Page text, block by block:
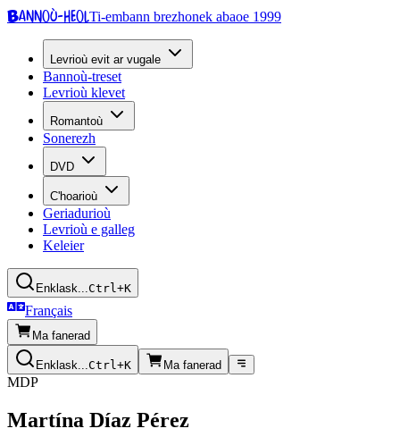
Bannoù-heolTi-embann brezhonek abaoe 1999
Levrioù evit ar vugale
Bannoù-treset
Levrioù klevet
Romantoù
Sonerezh
DVD
C'hoarioù
Geriadurioù
Levrioù e galleg
Keleier
Enklask...Ctrl+K
Français
Ma fanerad
Enklask...Ctrl+K Ma fanerad
MDP
Martína Díaz Pérez